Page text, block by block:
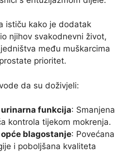
ističu kako je dodatak
njihov svakodnevni život,
među muškarcima
prioritet.
da su doživjeli:
urinarna funkcija: Smanjena
kontrola tijekom mokrenja.
blagostanje: Povećana
i poboljšana kvaliteta